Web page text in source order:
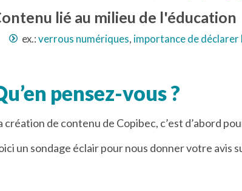
lié au milieu de l'éducation
ex.:verrous numériques, importance de
pensez-vous ?
création de contenu de Copibec, c’est d’abord
un sondage éclair pour nous donner votre avis